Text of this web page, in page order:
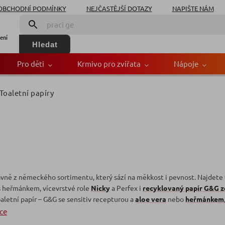
PODMÍNKY NEJČASTĚJŠÍ DOTAZY NAPIŠTE NÁM
Hledat
Pro děti Krmivo pro zvířata Nápoje
Toaletní papíry
z německého sortimentu, který sází na měkkost i pevnost.
heřmánkem, vícevrstvé role Nickya Perfex i recyklovaný papír G&G
papír – G&G se sensitiv recepturou aaloe vera nebo heřmánkem,